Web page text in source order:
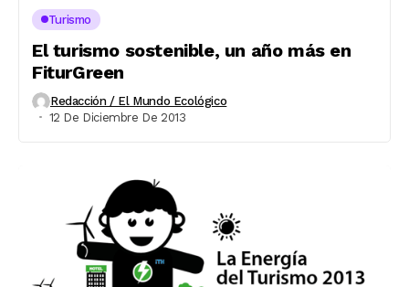
Turismo
El turismo sostenible, un año más en
FiturGreen
Redacción / El Mundo Ecológico
12 De Diciembre De 2013